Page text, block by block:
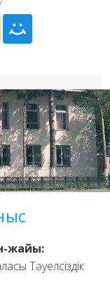
жайы:
Тәуелсіздік